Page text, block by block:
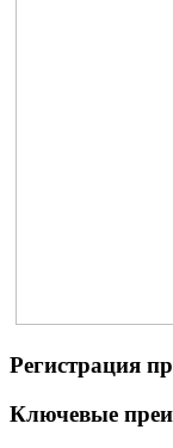
Регистрация
Ключевые